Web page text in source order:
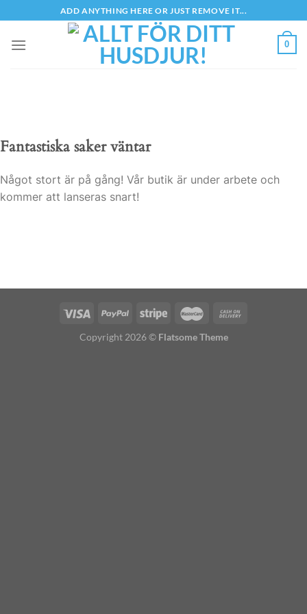
to
content
ADD ANYTHING HERE OR JUST REMOVE IT...
0
Fantastiska saker väntar
Något stort är på gång! Vår butik är under arbete och
kommer att lanseras snart!
Copyright 2026 © Flatsome Theme